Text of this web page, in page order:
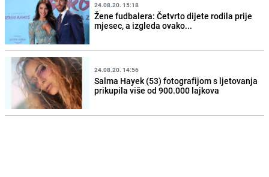
24.08.20. 15:18
Žene fudbalera: Četvrto dijete rodila prije
mjesec, a izgleda ovako...
24.08.20. 14:56
Salma Hayek (53) fotografijom s ljetovanja
prikupila više od 900.000 lajkova